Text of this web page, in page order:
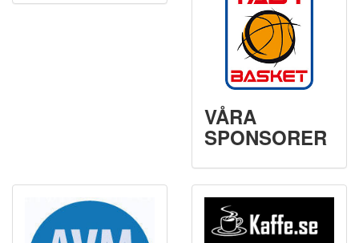
VÅRA
SPONSORER